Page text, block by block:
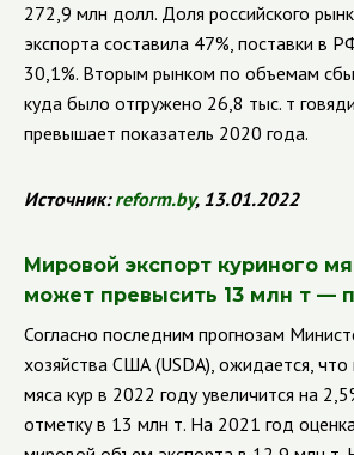
272,9 млн долл. Доля российского
экспорта составила 47%, поставки в
30,1%. Вторым рынком по объемам
куда было отгружено 26,8 тыс. т
превышает показатель 2020 года.
Источник:reform.by, 13.01.2022
Мировой экспорт куриного
может превысить 13 млн т —
Согласно последним прогнозам
хозяйства США (USDA), ожидается, что
мяса кур в 2022 году увеличится на
отметку в 13 млн т. На 2021 год